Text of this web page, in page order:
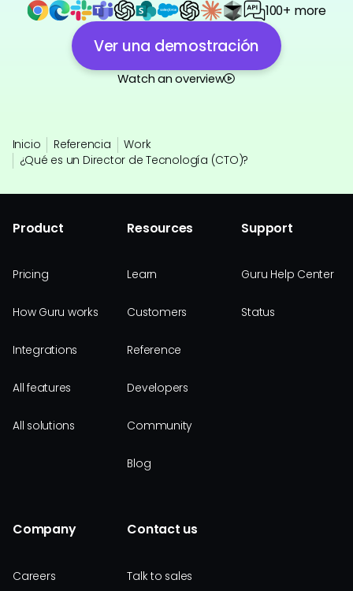
100+ more
Ver una demostración
Watch an overview
Inicio Referencia
Work
¿Qué es un Director de Tecnología (CTO)?
Product
Pricing
How Guru works
Integrations
All features
All solutions
Resources
Learn
Customers
Reference
Developers
Community
Blog
Support
Guru Help Center
Status
Company
Careers
Contact us
Talk to sales